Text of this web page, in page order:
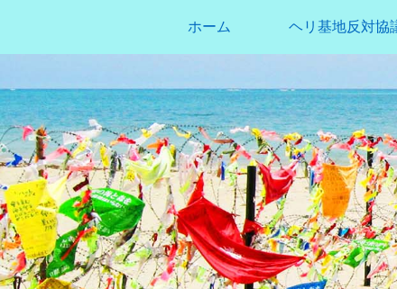
ホーム ヘリ基地反対協